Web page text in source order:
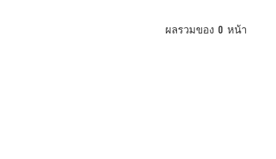
ผลรวมของ 0 หน้า